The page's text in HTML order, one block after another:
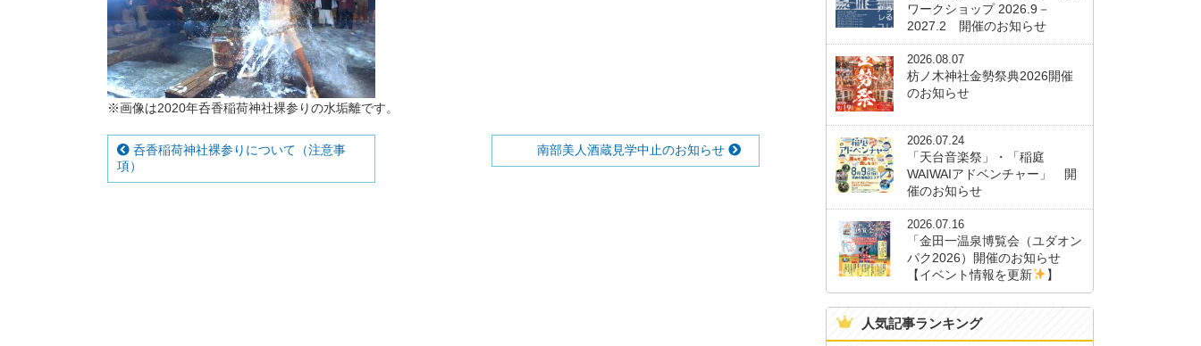
※画像は2020年呑香稲荷神社裸参りの水垢離です。
呑香稲荷神社裸参りについて（注意事
項）
南部美人酒蔵見学中止のお知らせ
ワークショップ 2026.9－
2027.2 開催のお知らせ
2026.08.07
枋ノ木神社金勢祭典2026開催
のお知らせ
2026.07.24
「天台音楽祭」・「稲庭
WAIWAIアドベンチャー」 開
催のお知らせ
2026.07.16
「金田一温泉博覧会（ユダオン
パク2026）開催のお知らせ
【イベント情報を更新
】
人気記事ランキング